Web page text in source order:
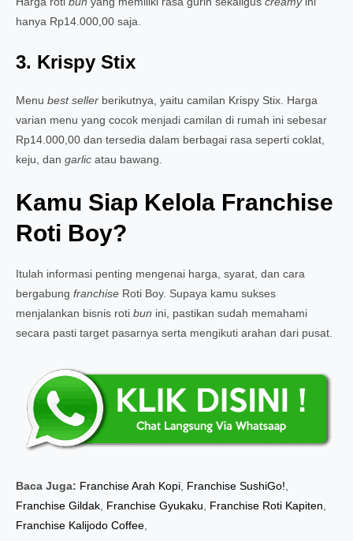
hanya Rp14.000,00 saja.
3. Krispy Stix
Menu best seller berikutnya, yaitu camilan Krispy Stix. Harga
varian menu yang cocok menjadi camilan di rumah ini sebesar
Rp14.000,00 dan tersedia dalam berbagai rasa seperti coklat,
keju, dan garlic atau bawang.
Kamu Siap Kelola Franchise
Roti Boy?
Itulah informasi penting mengenai harga, syarat, dan cara
bergabung franchise Roti Boy. Supaya kamu sukses
menjalankan bisnis roti bun ini, pastikan sudah memahami
secara pasti target pasarnya serta mengikuti arahan dari pusat.
Baca Juga: Franchise Arah Kopi Franchise SushiGo!
Franchise Gildak Franchise Gyukaku Franchise Roti Kapiten
Franchise Kalijodo Coffee